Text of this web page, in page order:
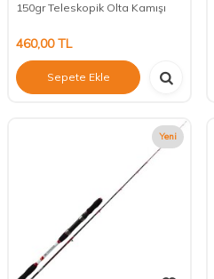
150gr Teleskopik Olta Kamışı
460,00TL
Sepete Ekle
Yeni